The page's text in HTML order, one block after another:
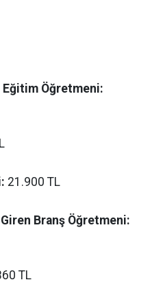
Eğitim Öğretmeni:
21.900 TL
Branş Öğretmeni:
TL